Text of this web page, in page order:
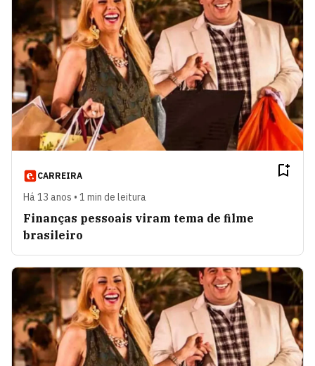
CARREIRA
Há 13 anos • 1 min de leitura
Finanças pessoais viram tema de filme
brasileiro